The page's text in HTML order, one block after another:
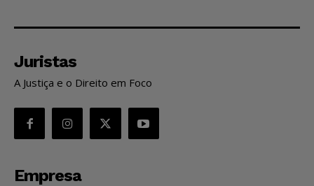
Juristas
A Justiça e o Direito em Foco
Empresa